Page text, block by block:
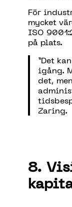
För
mycket
ISO
på plats.
”Det
igång.
det,
Zaring.
8.